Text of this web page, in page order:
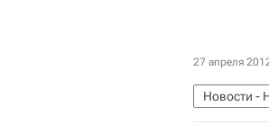
27 апреля
Новости -